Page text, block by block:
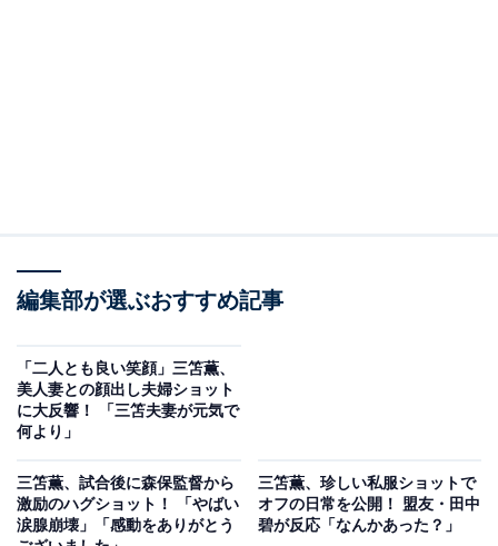
編集部が選ぶおすすめ記事
「二人とも良い笑顔」三笘薫、
美人妻との顔出し夫婦ショット
に大反響！ 「三笘夫妻が元気で
何より」
三笘薫、試合後に森保監督から
激励のハグショット！ 「やばい
涙腺崩壊」「感動をありがとう
三笘薫、珍しい私服ショットで
オフの日常を公開！ 盟友・田中
碧が反応「なんかあった？」